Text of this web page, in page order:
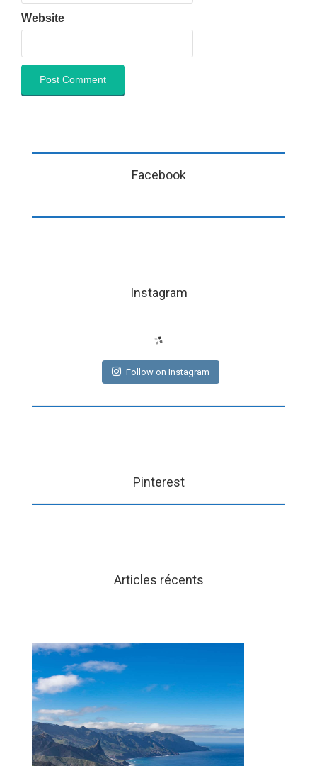
Website
Facebook
Instagram
Follow on Instagram
Pinterest
Articles récents